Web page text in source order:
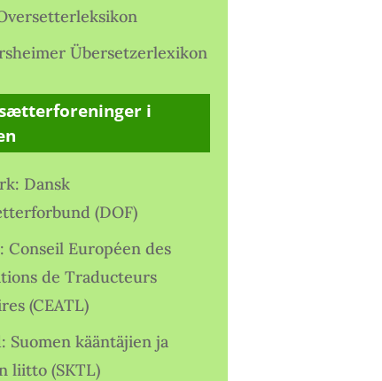
Übersetzerlexikon
i
Dansk
(DOF)
Conseil Européen des
de Traducteurs
(CEATL)
Suomen kääntäjien ja
liitto (SKTL)